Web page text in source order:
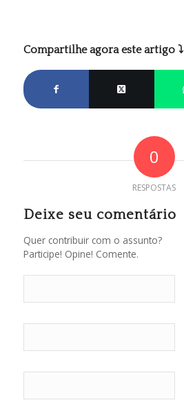
Compartilhe agora este artigo ⤵
0
RESPOSTAS
Deixe seu comentário
Quer contribuir com o assunto?
Participe! Opine! Comente.